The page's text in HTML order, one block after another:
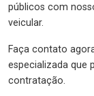
públicos com
veicular.
Faça contato
especializada que
contratação.